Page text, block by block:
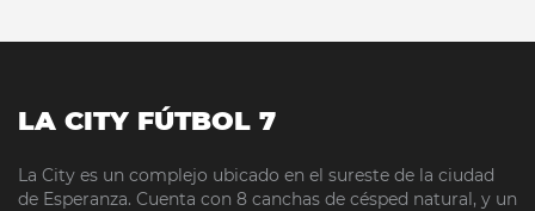
LA CITY FÚTBOL 7
La City es un complejo ubicado en el sureste de la ciudad
de Esperanza. Cuenta con 8 canchas de césped natural, y un